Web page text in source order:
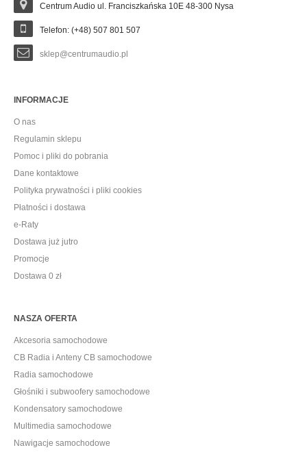
Centrum Audio ul. Franciszkańska 10E 48-300 Nysa
Telefon: (+48) 507 801 507
sklep@centrumaudio.pl
INFORMACJE
O nas
Regulamin sklepu
Pomoc i pliki do pobrania
Dane kontaktowe
Polityka prywatności i pliki cookies
Płatności i dostawa
e-Raty
Dostawa już jutro
Promocje
Dostawa 0 zł
NASZA OFERTA
Akcesoria samochodowe
CB Radia i Anteny CB samochodowe
Radia samochodowe
Głośniki i subwoofery samochodowe
Kondensatory samochodowe
Multimedia samochodowe
Nawigacje samochodowe